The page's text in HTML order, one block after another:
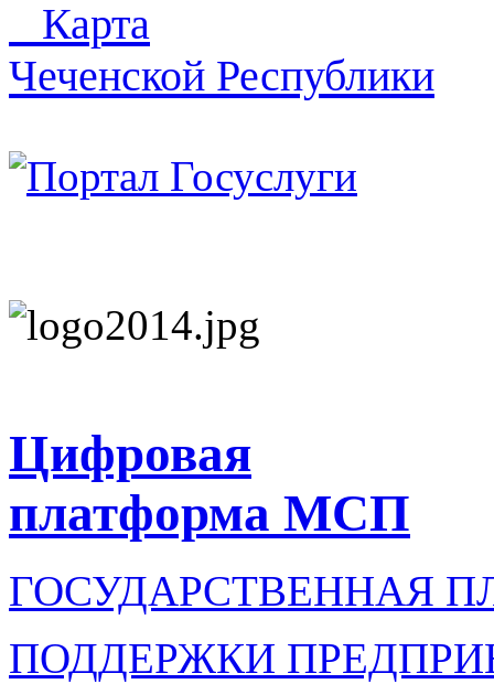
Карта
Чеченской Республики
Цифровая
платформа МСП
ГОСУДАРСТВЕННАЯ
ПОДДЕРЖКИ